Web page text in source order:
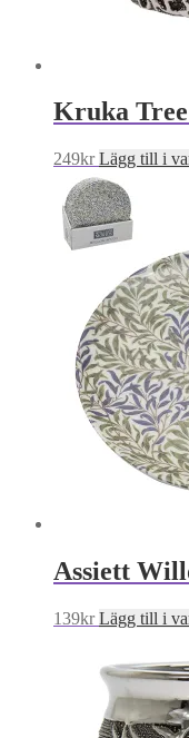
Kruka
249kr Lägg till i
Assiett
139kr Lägg till i